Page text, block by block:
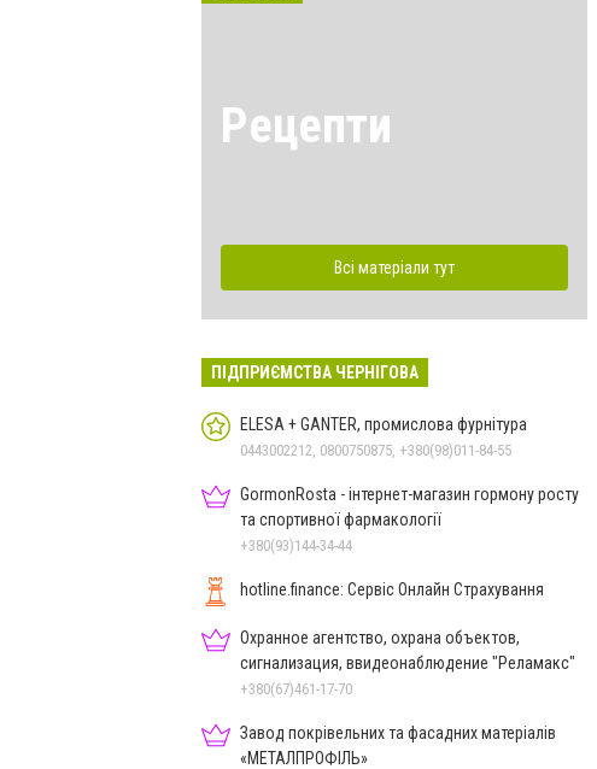
Рецепти
Всі матеріали тут
ПІДПРИЄМСТВА ЧЕРНІГОВА
ELESA + GANTER, промислова фурнітура
0443002212, 0800750875, +380(98)011-84-55
GormonRosta - інтернет-магазин гормону росту
та спортивної фармакології
+380(93)144-34-44
hotline.finance: Сервіс Онлайн Страхування
Охранное агентство, охрана объектов,
сигнализация, ввидеонаблюдение "Реламакс"
+380(67)461-17-70
Завод покрівельних та фасадних матеріалів
«МЕТАЛПРОФІЛЬ»